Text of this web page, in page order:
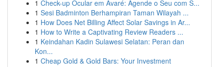
1 Check-up Ocular em Avaré: Agende o Seu com S...
1 Sesi Badminton Berhampiran Taman Wilayah ...
1 How Does Net Billing Affect Solar Savings in Ar...
1 How to Write a Captivating Review Readers ...
1 Keindahan Kadin Sulawesi Selatan: Peran dan
Kon...
1 Cheap Gold & Gold Bars: Your Investment